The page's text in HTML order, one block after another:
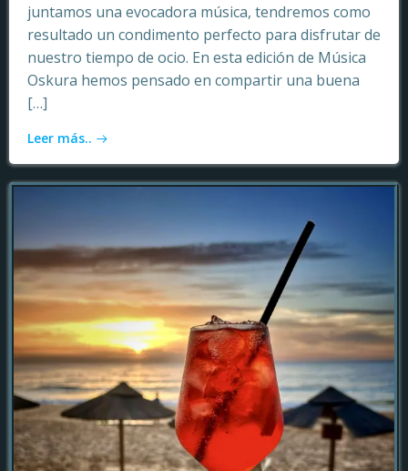
juntamos una evocadora música, tendremos como
resultado un condimento perfecto para disfrutar de
nuestro tiempo de ocio. En esta edición de Música
Oskura hemos pensado en compartir una buena
[…]
Leer más..